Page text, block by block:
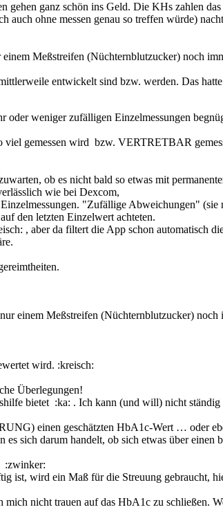
gehen ganz schön ins Geld. Die KHs zahlen
auch ohne messen genau so treffen würde)
Meßstreifen (Nüchternblutzucker) noch
entwickelt sind bzw. werden. Das
weniger zufälligen Einzelmessungen
gemessen wird bzw. VERTRETBAR
ob es nicht bald so etwas mit
wie bei Dexcom,
"Zufällige Abweichungen"
den letzten Einzelwert achteten.
, aber da filtert die App schon automatisch
einem Meßstreifen (Nüchternblutzucker) noch
wird. :kreisch:
Überlegungen!
bietet :ka: . Ich kann (und will) nicht
einen geschätzten HbA1c-Wert … oder
es sich darum handelt, ob sich etwas über
:zwinker:
ist, wird ein Maß für die Streuung gebraucht,
nicht trauen auf das HbA1c zu